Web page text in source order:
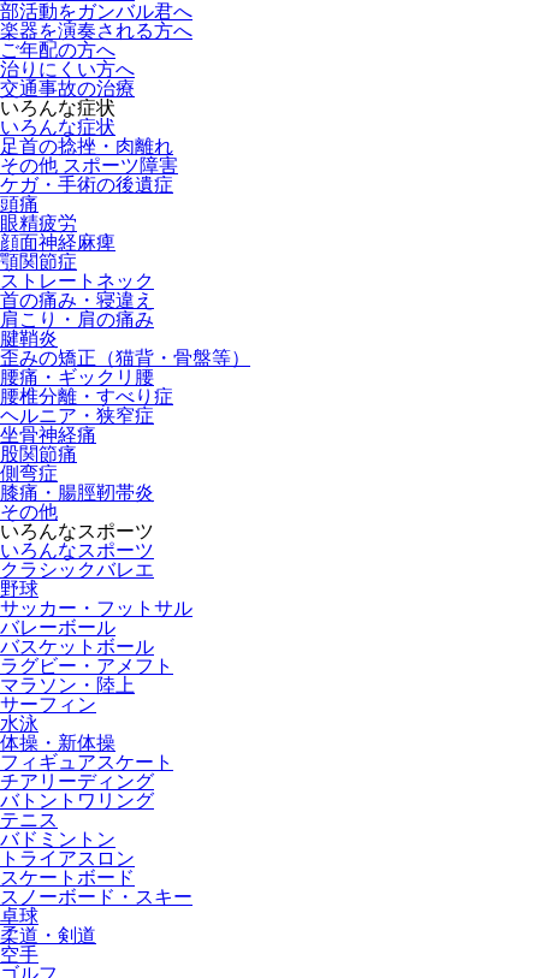
部活動をガンバル君へ
楽器を演奏される方へ
ご年配の方へ
治りにくい方へ
交通事故の治療
いろんな症状
いろんな症状
足首の捻挫・肉離れ
その他 スポーツ障害
ケガ・手術の後遺症
頭痛
眼精疲労
顔面神経麻痺
顎関節症
ストレートネック
首の痛み・寝違え
肩こり・肩の痛み
腱鞘炎
歪みの矯正（猫背・骨盤等）
腰痛・ギックリ腰
腰椎分離・すべり症
ヘルニア・狭窄症
坐骨神経痛
股関節痛
側弯症
膝痛・腸脛靭帯炎
その他
いろんなスポーツ
いろんなスポーツ
クラシックバレエ
野球
サッカー・フットサル
バレーボール
バスケットボール
ラグビー・アメフト
マラソン・陸上
サーフィン
水泳
体操・新体操
フィギュアスケート
チアリーディング
バトントワリング
テニス
バドミントン
トライアスロン
スケートボード
スノーボード・スキー
卓球
柔道・剣道
空手
ゴルフ